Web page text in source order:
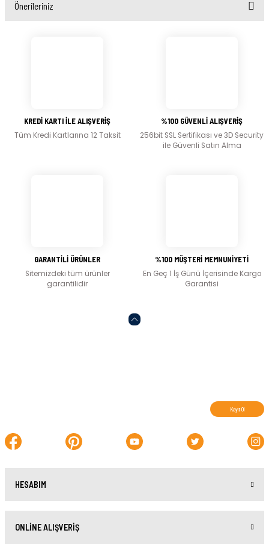
Önerileriniz
Ürün bilgilerinde hatalar bulunuyor.
Ürün fiyatı diğer sitelerden daha pahalı.
KREDİ KARTI İLE ALIŞVERİŞ
Tüm Kredi Kartlarına 12 Taksit
%100 GÜVENLİ ALIŞVERİŞ
256bit SSL Sertifikası ve 3D Security
ile Güvenli Satın Alma
GARANTİLİ ÜRÜNLER
Sitemizdeki tüm ürünler
garantilidir
%100 MÜŞTERİ MEMNUNİYETİ
En Geç 1 İş Günü İçerisinde Kargo
Garantisi
Kayıt Ol
HESABIM
ONLİNE ALIŞVERİŞ